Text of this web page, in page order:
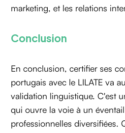
marketing, et les relations
Conclusion
En conclusion, certifier ses
portugais avec le LILATE va
validation linguistique. C'est
qui ouvre la voie à un
professionnelles diversifiées.